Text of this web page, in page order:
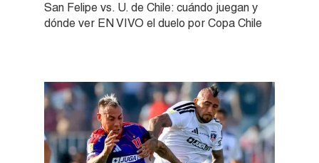
San Felipe vs. U. de Chile: cuándo juegan y
dónde ver EN VIVO el duelo por Copa Chile